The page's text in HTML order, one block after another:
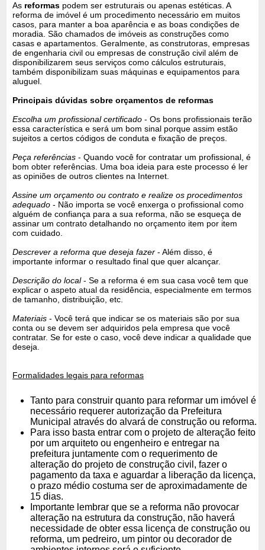
As reformas podem ser estruturais ou apenas estéticas. A
reforma de imóvel é um procedimento necessário em muitos
casos, para manter a boa aparência e as boas condições de
moradia. São chamados de imóveis as construções como
casas e apartamentos. Geralmente, as construtoras, empresas
de engenharia civil ou empresas de construção civil além de
disponibilizarem seus serviços como cálculos estruturais,
também disponibilizam suas máquinas e equipamentos para
aluguel.
Principais dúvidas sobre orçamentos de reformas
Escolha um profissional certificado - Os bons profissionais terão
essa característica e será um bom sinal porque assim estão
sujeitos a certos códigos de conduta e fixação de preços.
Peça referências - Quando você for contratar um profissional, é
bom obter referências. Uma boa ideia para este processo é ler
as opiniões de outros clientes na Internet.
Assine um orçamento ou contrato e realize os procedimentos
adequado - Não importa se você enxerga o profissional como
alguém de confiança para a sua reforma, não se esqueça de
assinar um contrato detalhando no orçamento item por item
com cuidado.
Descrever a reforma que deseja fazer - Além disso, é
importante informar o resultado final que quer alcançar.
Descrição do local- Se a reforma é em sua casa você tem que
explicar o aspeto atual da residência, especialmente em termos
de tamanho, distribuição, etc.
Materiais - Você terá que indicar se os materiais são por sua
conta ou se devem ser adquiridos pela empresa que você
contratar. Se for este o caso, você deve indicar a qualidade que
deseja.
Formalidades legais para reformas
Tanto para construir quanto para reformar um imóvel é
necessário requerer autorização da Prefeitura
Municipal através do alvará de construção ou reforma.
Para isso basta entrar com o projeto de alteração feito
por um arquiteto ou engenheiro e entregar na
prefeitura juntamente com o requerimento de
alteração do projeto de construção civil, fazer o
pagamento da taxa e aguardar a liberação da licença,
o prazo médio costuma ser de aproximadamente de
15 dias.
Importante lembrar que se a reforma não provocar
alteração na estrutura da construção, não haverá
necessidade de obter essa licença de construção ou
reforma, um pedreiro, um pintor ou decorador de